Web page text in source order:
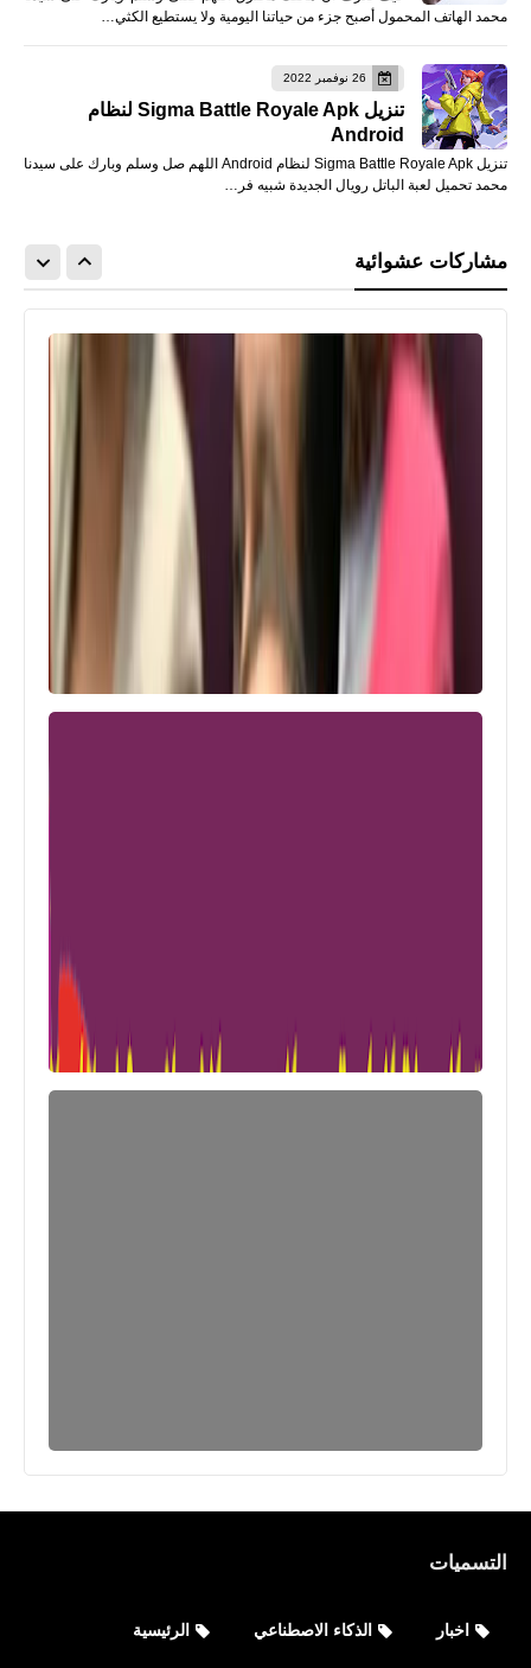
محمد الهاتف المحمول أصبح جزء من حياتنا اليومية ولا يستطيع الكثي…
26 نوفمبر 2022
تنزيل Sigma Battle Royale Apk لنظام
Android
تنزيل Sigma Battle Royale Apk لنظام Android اللهم صل وسلم وبارك على سيدنا
محمد تحميل لعبة الباتل رويال الجديدة شبيه فر…
مشاركات عشوائية
رياضة
نتائج مباريات الجولة الرابعة من الدوري
ما هى أسباب خفقان القلب (ذيادة ضربات
التسميات
اخبار الذكاء الاصطناعي الرئيسية